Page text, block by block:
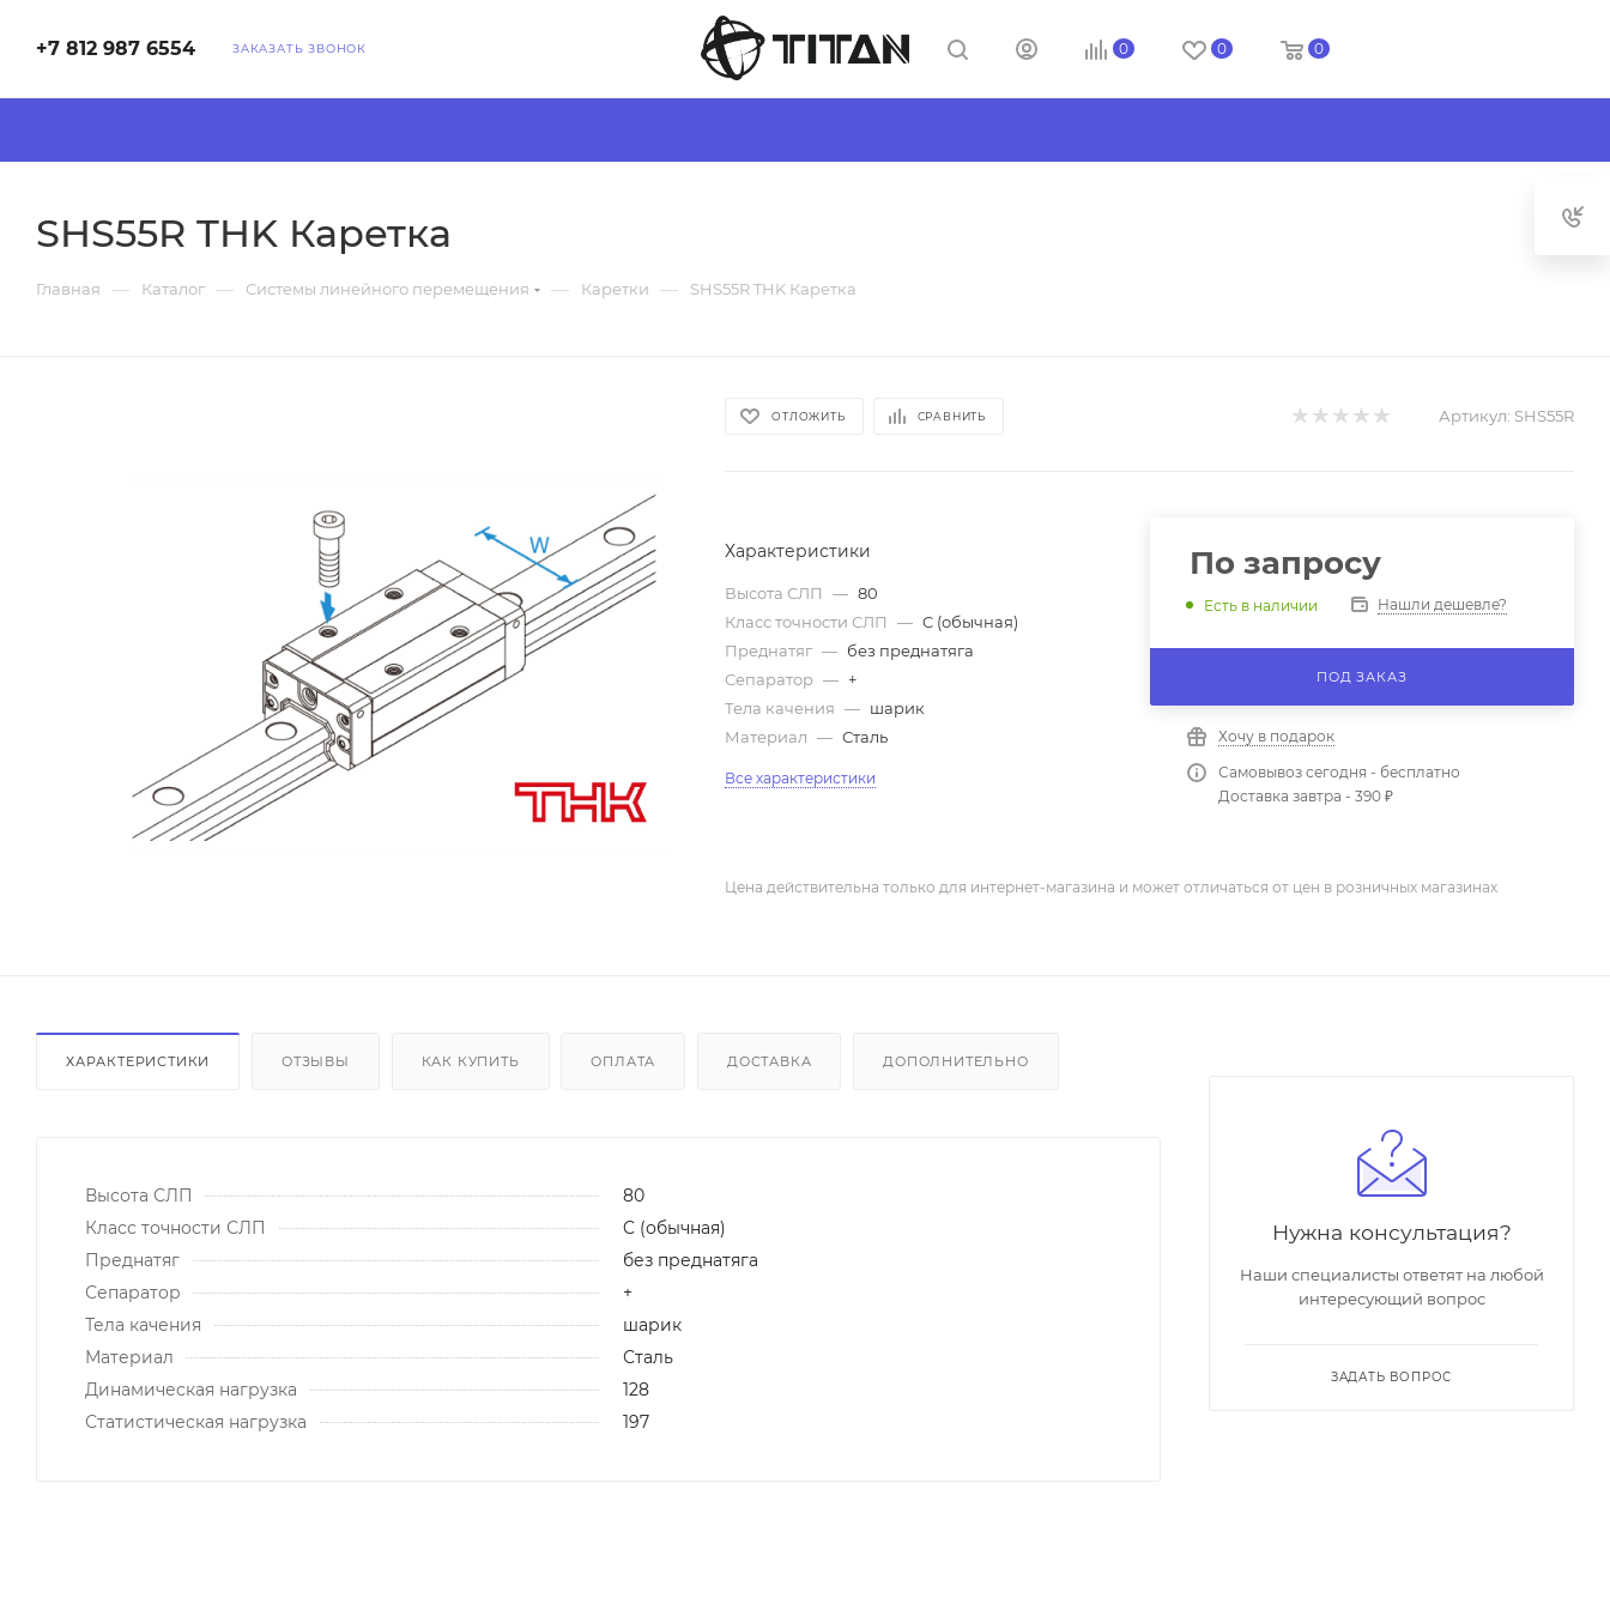
+7 812 987 6554 ЗАКАЗАТЬ ЗВОНОК 0 0 0
SHS55R THK Каретка
Главная — Каталог — Системы линейного перемещения — Каретки — SHS55R THK Каретка
ОТЛОЖИТЬ СРАВНИТЬ Артикул: SHS55R
Характеристики
Высота СЛП — 80
Класс точности СЛП
— C (обычная)
Преднатяг — без преднатяга
Сепаратор — +
Тела качения — шарик
Материал — Сталь
Все характеристики
По запросу
Есть в наличии Нашли дешевле?
ПОД ЗАКАЗ
Хочу в подарок
Самовывоз сегодня - бесплатно
Доставка завтра - 390 ₽
Цена действительна только для интернет-магазина и может отличаться от цен в розничных магазинах
ХАРАКТЕРИСТИКИ ОТЗЫВЫ КАК КУПИТЬ ОПЛАТА ДОСТАВКА ДОПОЛНИТЕЛЬНО
Высота СЛП
80
Класс точности СЛП
C (обычная)
Преднатяг
без преднатяга
Сепаратор
+
Тела качения
шарик
Материал
Сталь
Динамическая нагрузка
128
Статистическая нагрузка
197
Нужна консультация?
Наши специалисты ответят на любой
интересующий вопрос
ЗАДАТЬ ВОПРОС